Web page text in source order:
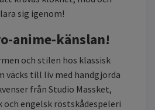
sig igenom!
anime-känslan!
och stilen hos klassisk
väcks till liv med handgjorda
från Studio Massket,
engelsk röstskådespeleri